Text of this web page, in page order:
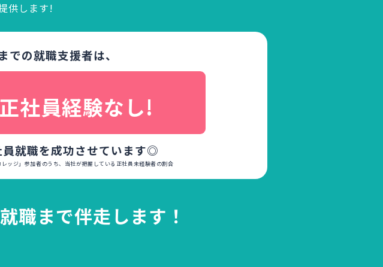
供します!
での就職支援者は、
正社員経験なし!
員就職を成功させています◎
ッジ」参加者のうち、当社が把握している正社員未経験者の割合
職まで伴走します！